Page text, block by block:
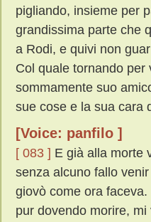
pigliando, insieme per
grandissima parte che
a Rodi, e quivi non
Col quale tornando
sommamente suo
sue cose e la sua cara
[Voice: panfilo ]
[ 083 ] E già alla morte
senza alcuno fallo
giovò come ora
pur dovendo morire,